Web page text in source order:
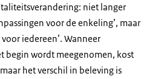
niet langer
voor de enkeling’, maar
iedereen’. Wanneer
begin wordt meegenomen, kost
het verschil in beleving is